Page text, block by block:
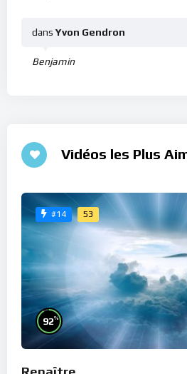
Benjamin
dans Yvon Gendron
Vidéos les Plus
#14 53
92%